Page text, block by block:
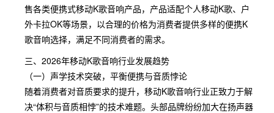
售各类便携式移动K歌音响产品，产品适配个人移动K歌、户
外卡拉OK等场景，以合理的价格为消费者提供多样的便携K
歌音响选择，满足不同消费者的需求。
三、2026年移动K歌音响行业发展趋势
（一）声学技术突破，平衡便携与音质悖论
随着消费者对音质要求的提升，移动K歌音响行业正致力于解
决“体积与音质相悖”的技术难题。头部品牌纷纷加大在扬声器